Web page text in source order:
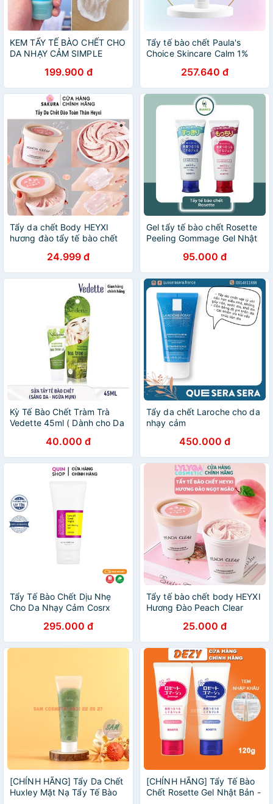
KEM TẨY TẾ BÀO CHẾT CHO
DA NHẠY CẢM SIMPLE
BALANCING FACIAL SCRUB
75ML
199.900 đ
Tẩy tế bào chết Paula's
Choice Skincare Calm 1%
nhạy cảm 30ml
257.640 đ
Tẩy da chết Body HEYXI
hương đào tẩy tế bào chết
da dầu mụn nhạy cảm
SAKURA H3
24.999 đ
Gel tẩy tế bào chết Rosette
Peeling Gommage Gel Nhật
cảm TBC0195.000 đ
Kỳ Tế Bào Chết Tràm Trà
Vedette 45ml ( Dành cho Da
40.000 đ
Tẩy da chết Laroche cho da
nhạy cảm
450.000 đ
Tẩy Tế Bào Chết Dịu Nhẹ
Cho Da Nhạy Cảm Cosrx
Peeling Gel295.000 đ
Tẩy tế bào chết body HEYXI
Hương Đào Peach Clear
da dầu da mụn nhạy cảm tại
nhà TT03
25.000 đ
[CHÍNH HÃNG] Tẩy Da Chết
Huxley Mặt Nạ Tẩy Tế Bào
[CHÍNH HÃNG] Tẩy Tế Bào
Chết Rosette Gel Nhật Bản -